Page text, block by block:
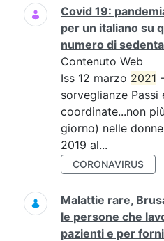
Covid 19:
per un italiano su
numero di
Contenuto Web
Iss 12 marzo 2021
sorveglianze Passi
coordinate...non
giorno) nelle
2019 al...
CORONAVIRUS
Malattie rare,
le persone che
pazienti e per